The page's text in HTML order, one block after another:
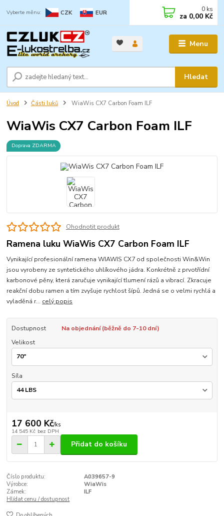
Menu
CZK EUR
Hledat
0 ks
za 0,00 Kč
Úvod Části luků WiaWis CX7 Carbon Foam ILF
WiaWis CX7 Carbon Foam ILF
Doprava ZDARMA
Ohodnotit produkt
Ramena luku WiaWis CX7 Carbon Foam ILF
Vynikající profesionální ramena WIAWIS CX7 od společnosti Win&Win
jsou vyrobeny ze syntetického uhlíkového jádra. Konkrétně z prvotřídní
karbonové pěny, která zaručuje vynikající tlumení rázů a vibrací. Zkracuje
reakční dobu ramen a tím zvyšuje rychlost šípů. Jedná se o velmi rychlá a
vyladěná r... celý popis
Dostupnost
Na objednání (běžně do 7-10 dní)
Velikost
Síla
17 600 Kč/ks
14 545 Kč bez DPH
Přidat do košíku
Číslo produktu:
A039657-9
Výrobce:
WiaWis
Zámek:
ILF
Hlídat cenu / dostupnost